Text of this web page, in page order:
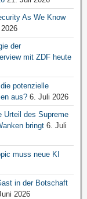
As We Know
der
mit ZDF heute
potenzielle
aus? 6. Juli 2026
Urteil des Supreme
bringt 6. Juli
muss neue KI
in der Botschaft
2026